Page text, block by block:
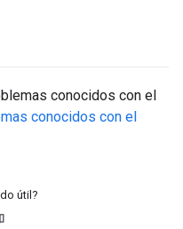
conocidos con el
conocidos con el
útil?